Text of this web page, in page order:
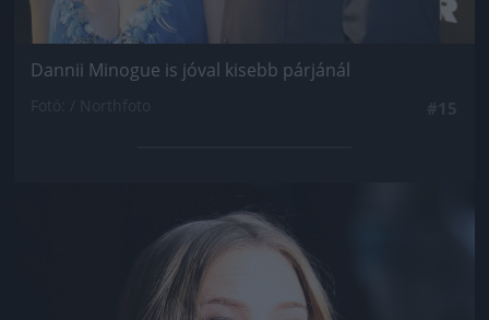
Dannii Minogue is jóval kisebb párjánál
Jön még kép!